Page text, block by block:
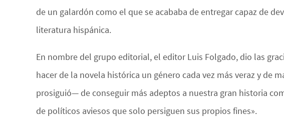
de un galardón como el que se acababa de entregar capaz de
literatura hispánica.
En nombre del grupo editorial, el editor Luis Folgado, dio las
hacer de la novela histórica un género cada vez más veraz y de
prosiguió— de conseguir más adeptos a nuestra gran historia
de políticos aviesos que solo persiguen sus propios fines».